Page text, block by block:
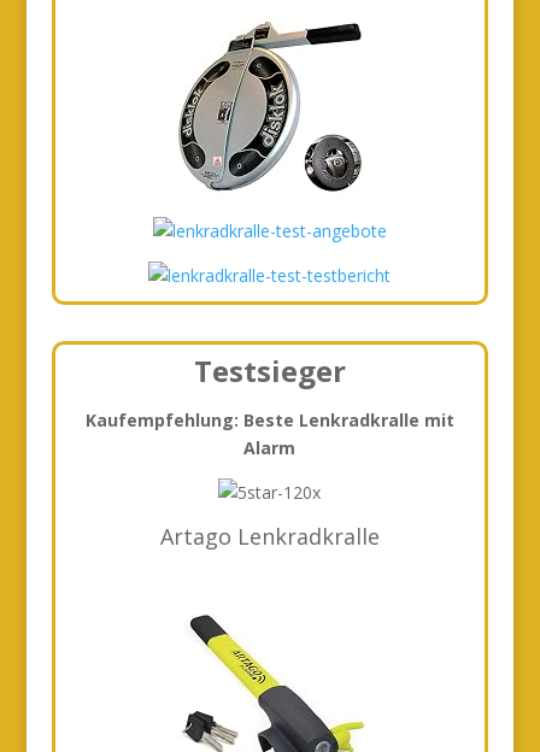
Testsieger
Kaufempfehlung: Beste Lenkradkralle mit
Alarm
Artago Lenkradkralle